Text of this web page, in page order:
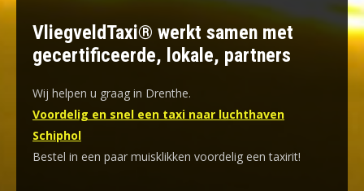
VliegveldTaxi® werkt samen met
gecertificeerde, lokale, partners
Wij helpen u graag in Drenthe.
Voordelig en snel een taxi naar luchthaven
Schiphol
Bestel in een paar muisklikken voordelig een taxirit!